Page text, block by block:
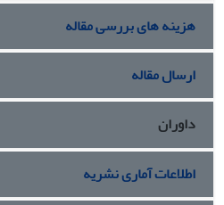
هزینه های بررسی مقاله
ارسال مقاله
داوران
اطلاعات آماری نشریه